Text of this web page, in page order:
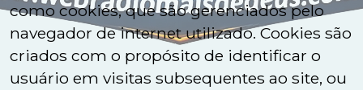
como cookies, que são gerenciados pelo
navegador de internet utilizado. Cookies são
criados com o propósito de identificar o
usuário em visitas subsequentes ao site, ou